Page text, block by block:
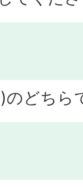
のどちら